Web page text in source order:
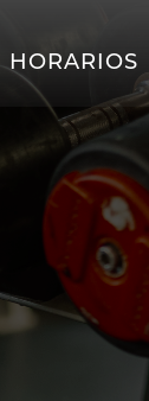
HORARIOS